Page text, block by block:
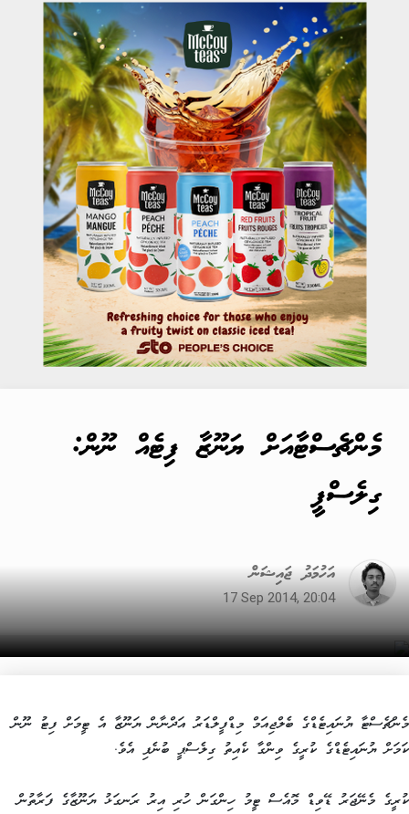
މެންޗެސްޓާއަށް ޔަނޫޒާ ފިޓެއް ނޫން:
ގިލެސްޕީ
އަހުމަދު ޖައިޝަން
17 Sep 2014, 20:04
މެންޗެސްޓާ ޔުނައިޓެޑްގެ ބެލްޖިއަމް މިޑްފީލްޑަރު އަދްނާން ޔަނޫޒާ އެ ޓީމަށް ފިޓު ނޫން
ކަމަށް ޔުނައިޓެޑްގެ ކުރީގެ ވިންގާ ކެއިތު ގިލެސްޕީ ބުނެފި އެވެ.
ކުރީގެ މެނޭޖަރު ޑޭވިޑް މޮއެސް ޓީމު ހިންގަން ހުރި އިރު ރަނގަޅު ޔަނޫޒާގެ ފަރާތުން